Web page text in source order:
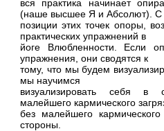
вся практика начинает
(наше высшее Я и Абсолют). С
позиции этих точек опоры,
практических упражнений в
йоге Влюбленности. Если
упражнения, они сводятся к
тому, что мы будем
мы научимся
визуализировать себя в
малейшего кармического
без малейшего
стороны.